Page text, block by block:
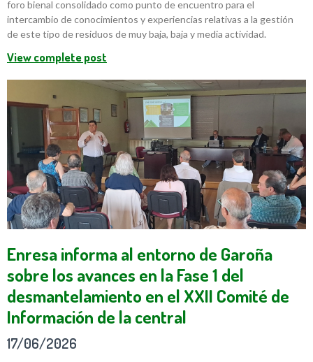
foro bienal consolidado como punto de encuentro para el
intercambio de conocimientos y experiencias relativas a la gestión
de este tipo de residuos de muy baja, baja y media actividad.
View complete post
Enresa informa al entorno de Garoña
sobre los avances en la Fase 1 del
desmantelamiento en el XXII Comité de
Información de la central
17/06/2026